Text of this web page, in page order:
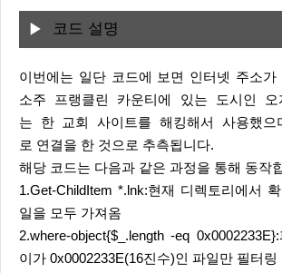
코드 설명
이번에는 일단 코드에 보면 인터넷 주소가 있는데 미국 아칸
소주 프랭클린 카운티에 있는 도시인 오
는 한 교회 사이트를 해킹해서 사용했으
로 연결을 한 것으로 추측됩니다.
해당 코드는 다음과 같은 과정을 통해 동작
1.Get-ChildItem *.lnk:현재 디렉토리에서
일을 모두 가져옴
2.where-object{$_.length -eq
이가 0x0002233E(16진수)인 파일만 필터링